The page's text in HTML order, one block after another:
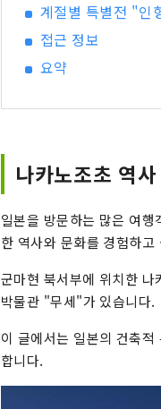
계절별 특별전 "인
접근 정보
요약
나카노조초 역
일본을 방문하는 많은 여
한 역사와 문화를 경험하
군마현 북서부에 위치한
박물관 "무세"가 있습니다.
이 글에서는 일본의 건축
합니다.